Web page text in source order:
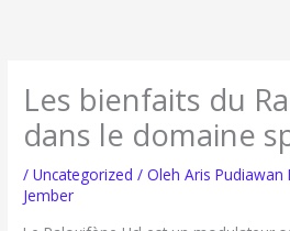
Les bienfaits du
dans le domaine
/Uncategorized / OlehAris Pudiawan
Jember